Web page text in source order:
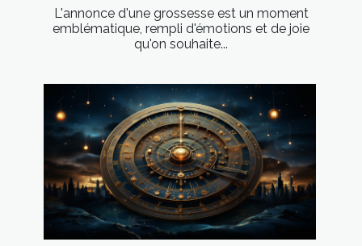
L'annonce d'une grossesse est un moment
emblématique, rempli d'émotions et de joie
qu'on souhaite...